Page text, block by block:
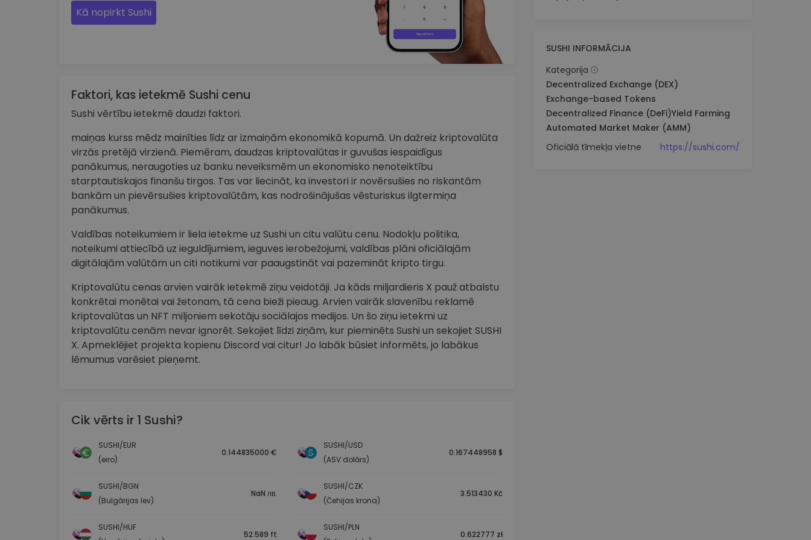
Kā nopirkt Sushi
Faktori, kas ietekmē Sushi cenu
Sushi vērtību ietekmē daudzi faktori.
maiņas kurss mēdz mainīties līdz ar izmaiņām ekonomikā kopumā. Un dažreiz kriptovalūta
virzās pretējā virzienā. Piemēram, daudzas kriptovalūtas ir guvušas iespaidīgus
panākumus, neraugoties uz banku neveiksmēm un ekonomisko nenoteiktību
starptautiskajos finanšu tirgos. Tas var liecināt, ka investori ir novērsušies no riskantām
bankām un pievērsušies kriptovalūtām, kas nodrošinājušas vēsturiskus ilgtermiņa
panākumus.
Valdības noteikumiem ir liela ietekme uz Sushi un citu valūtu cenu. Nodokļu politika,
noteikumi attiecībā uz ieguldījumiem, ieguves ierobežojumi, valdības plāni oficiālajām
digitālajām valūtām un citi notikumi var paaugstināt vai pazemināt kripto tirgu.
Kriptovalūtu cenas arvien vairāk ietekmē ziņu veidotāji. Ja kāds miljardieris X pauž atbalstu
konkrētai monētai vai žetonam, tā cena bieži pieaug. Arvien vairāk slavenību reklamē
kriptovalūtas un NFT miljoniem sekotāju sociālajos medijos. Un šo ziņu ietekmi uz
kriptovalūtu cenām nevar ignorēt. Sekojiet līdzi ziņām, kur pieminēts Sushi un sekojiet SUSHI
X. Apmeklējiet projekta kopienu Discord vai citur! Jo labāk būsiet informēts, jo labākus
lēmumus varēsiet pieņemt.
Cik vērts ir 1 Sushi?
SUSHI/EUR
(eiro)
0.144835000 €
SUSHI/USD
(ASV dolārs)
0.167448958 $
SUSHI/BGN
(Bulgārijas lev)
NaN лв.
SUSHI/CZK
(Čehijas krona)
3.513430 Kč
SUSHI/HUF
52.589 ft
SUSHI/PLN
0.622777 zł
SUSHI INFORMĀCIJA
Kategorija
Decentralized Exchange (DEX)
Exchange-based Tokens
Decentralized Finance (DeFi)Yield Farming
Automated Market Maker (AMM)
Oficiālā tīmekļa vietne
https://sushi.com/